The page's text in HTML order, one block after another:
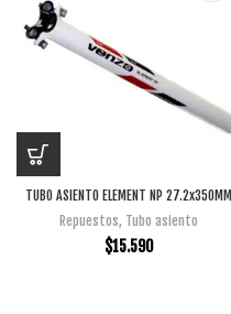
TUBO ASIENTO ELEMENT NP 27.2x350MM
Repuestos, Tubo asiento
$15.590